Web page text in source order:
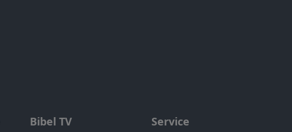
Bibel TV Service